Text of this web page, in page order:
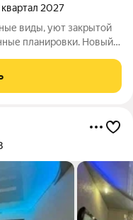
квартал 2027
виды, уют закрытой
планировки. Новый
не просто жильё,